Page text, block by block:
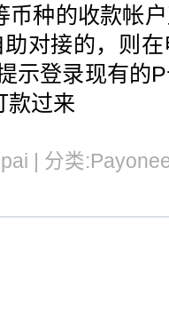
币种的收款帐
对接的，则
示登录现有的
款过来
| 分类